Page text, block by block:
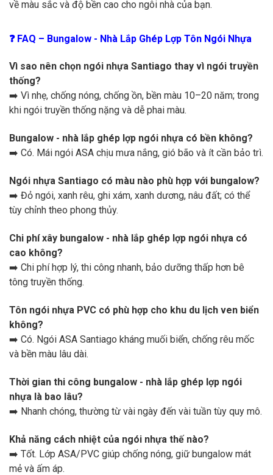
về màu sắc và độ bền cao cho ngôi nhà của bạn.
❓ FAQ – Bungalow - Nhà Lắp Ghép Lợp Tôn Ngói Nhựa
Vì sao nên chọn ngói nhựa Santiago thay vì ngói truyền
thống?
➡️ Vì nhẹ, chống nóng, chống ồn, bền màu 10–20 năm; trong
khi ngói truyền thống nặng và dễ phai màu.
Bungalow - nhà lắp ghép lợp ngói nhựa có bền không?
➡️ Có. Mái ngói ASA chịu mưa nắng, gió bão và ít cần bảo trì.
Ngói nhựa Santiago có màu nào phù hợp với bungalow?
➡️ Đỏ ngói, xanh rêu, ghi xám, xanh dương, nâu đất; có thể
tùy chỉnh theo phong thủy.
Chi phí xây bungalow - nhà lắp ghép lợp ngói nhựa có
cao không?
➡️ Chi phí hợp lý, thi công nhanh, bảo dưỡng thấp hơn bê
tông truyền thống.
Tôn ngói nhựa PVC có phù hợp cho khu du lịch ven biển
không?
➡️ Có. Ngói ASA Santiago kháng muối biển, chống rêu mốc
và bền màu lâu dài.
Thời gian thi công bungalow - nhà lắp ghép lợp ngói
nhựa là bao lâu?
➡️ Nhanh chóng, thường từ vài ngày đến vài tuần tùy quy mô.
Khả năng cách nhiệt của ngói nhựa thế nào?
➡️ Tốt. Lớp ASA/PVC giúp chống nóng, giữ bungalow mát
mẻ và ấm áp.